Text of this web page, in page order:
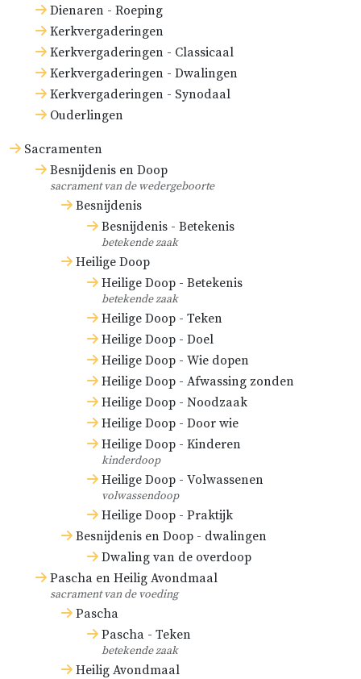
Dienaren - Roeping
Kerkvergaderingen
Kerkvergaderingen - Classicaal
Kerkvergaderingen - Dwalingen
Kerkvergaderingen - Synodaal
Ouderlingen
Sacramenten
Besnijdenis en Doop
sacrament van de wedergeboorte
Besnijdenis
Besnijdenis - Betekenis
betekende zaak
Heilige Doop
Heilige Doop - Betekenis
betekende zaak
Heilige Doop - Teken
Heilige Doop - Doel
Heilige Doop - Wie dopen
Heilige Doop - Afwassing zonden
Heilige Doop - Noodzaak
Heilige Doop - Door wie
Heilige Doop - Kinderen
kinderdoop
Heilige Doop - Volwassenen
volwassendoop
Heilige Doop - Praktijk
Besnijdenis en Doop - dwalingen
Dwaling van de overdoop
Pascha en Heilig Avondmaal
sacrament van de voeding
Pascha
Pascha - Teken
betekende zaak
Heilig Avondmaal